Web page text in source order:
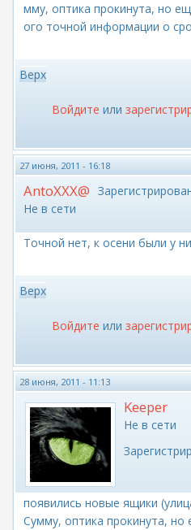
мму, оптика прокинута, но
ого точной информации о
Верх
Войдите или
27 июня, 2011 - 16:18
AntoXXX@
Не в сети
Точной нет, к осени были у
Верх
Войдите или
28 июня, 2011 - 11:13
Keeper
Не в сети
появились новые ящики
Сумму, оптика прокинута, но